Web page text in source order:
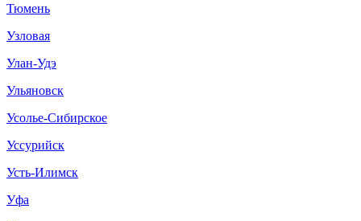
Тюмень
Узловая
Улан-Удэ
Ульяновск
Усолье-Сибирское
Уссурийск
Усть-Илимск
Уфа